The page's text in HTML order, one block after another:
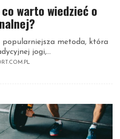
warto wiedzieć o
metoda, która
jogi,...